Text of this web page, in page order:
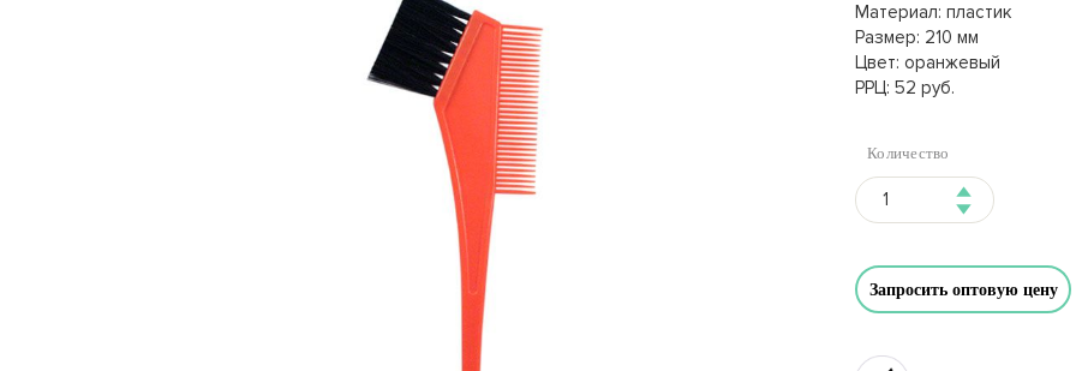
Материал: пластик
Размер: 210 мм
Цвет: оранжевый
РРЦ: 52 руб.
Количество
Запросить оптовую цену